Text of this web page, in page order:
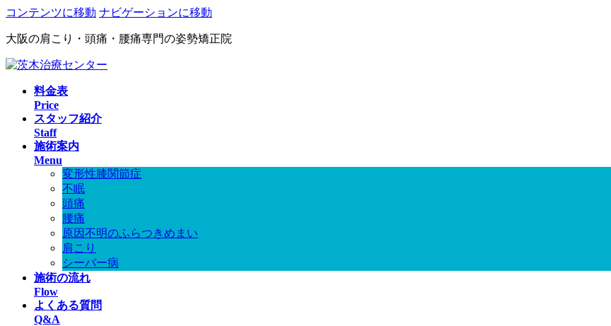
コンテンツに移動 ナビゲーションに移動
大阪の肩こり・頭痛・腰痛専門の姿勢矯正院
料金表
Price
スタッフ紹介
Staff
施術案内
Menu
変形性膝関節症
不眠
頭痛
腰痛
原因不明のふらつきめまい
肩こり
シーバー病
施術の流れ
Flow
よくある質問
Q&A